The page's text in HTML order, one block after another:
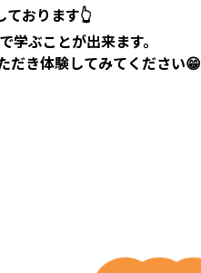
おります👆
ぶことが出来ます。
だき体験してみてください😁